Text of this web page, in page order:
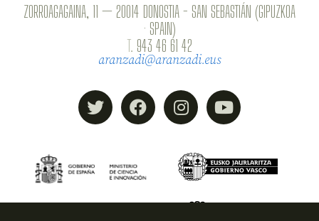
ZORROAGAGAINA, 11 — 20014 DONOSTIA - SAN SEBASTIÁN (GIPUZKOA
· SPAIN)
T. 943 46 61 42
aranzadi@aranzadi.eus